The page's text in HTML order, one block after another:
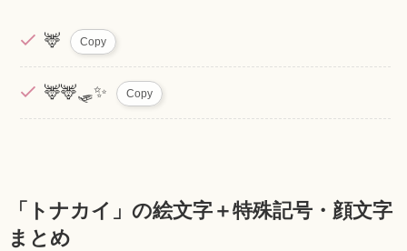
🦌 Copy
🦌🦌🛷✨ Copy
「トナカイ」の絵文字＋特殊記号・顔文字
まとめ